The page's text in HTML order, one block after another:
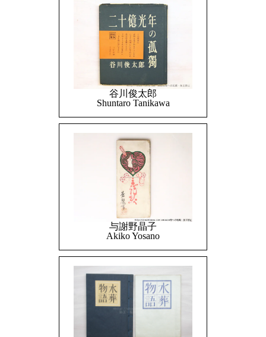
谷川俊太郎
Shuntaro Tanikawa
与謝野晶子
Akiko Yosano